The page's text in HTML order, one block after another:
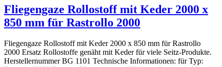
Fliegengaze Rollostoff mit Keder 2000 x
850 mm für Rastrollo 2000
Fliegengaze Rollostoff mit Keder 2000 x 850 mm für Rastrollo
2000 Ersatz Rollostoffe genäht mit Keder für viele Seitz-Produkte.
Herstellernummer BG 1101 Technische Informationen: für Typ: